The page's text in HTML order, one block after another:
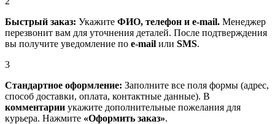
Быстрый заказ: Укажите ФИО, телефон и e-mail. Менеджер
перезвонит вам для уточнения деталей. После подтверждения
вы получите уведомление по e-mail или SMS.
3
Стандартное оформление: Заполните все поля формы (адрес,
способ доставки, оплата, контактные данные). В
комментарии укажите дополнительные пожелания для
курьера. Нажмите «Оформить заказ».